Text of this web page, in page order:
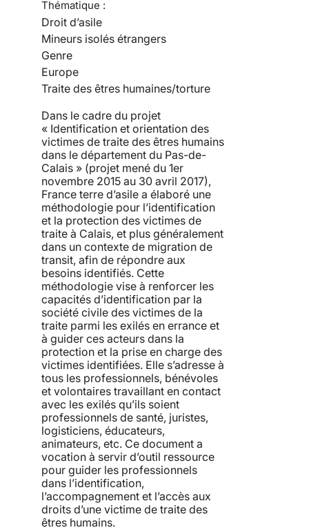
Thématique :
Droit d’asile
Mineurs isolés étrangers
Genre
Europe
Traite des êtres humaines/torture
Dans le cadre du projet
« Identification et orientation des
victimes de traite des êtres humains
dans le département du Pas-de-
Calais » (projet mené du 1er
novembre 2015 au 30 avril 2017),
France terre d’asile a élaboré une
méthodologie pour l’identification
et la protection des victimes de
traite à Calais, et plus généralement
dans un contexte de migration de
transit, afin de répondre aux
besoins identifiés. Cette
méthodologie vise à renforcer les
capacités d’identification par la
société civile des victimes de la
traite parmi les exilés en errance et
à guider ces acteurs dans la
protection et la prise en charge des
victimes identifiées. Elle s’adresse à
tous les professionnels, bénévoles
et volontaires travaillant en contact
avec les exilés qu’ils soient
professionnels de santé, juristes,
logisticiens, éducateurs,
animateurs, etc. Ce document a
vocation à servir d’outil ressource
pour guider les professionnels
dans l’identification,
l’accompagnement et l’accès aux
droits d’une victime de traite des
êtres humains.